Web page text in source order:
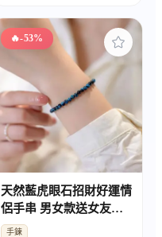
🔥-53%
天然藍虎眼石招財好運情
侶手串 男女款送女友禮
物手鍊